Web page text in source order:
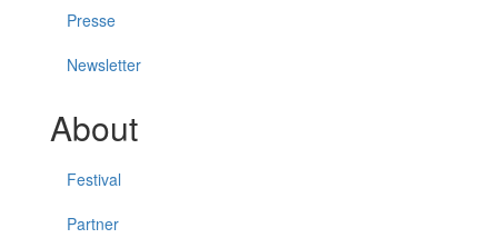
Presse
Newsletter
About
Festival
Partner